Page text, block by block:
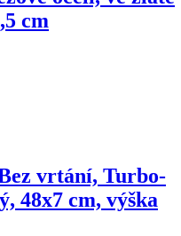
cm
vrtání, Turbo-
48x7 cm, výška